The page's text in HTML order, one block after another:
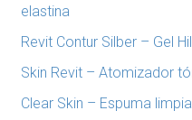
elastina
Revit Contur Silber – Gel
Skin Revit – Atomizador
Clear Skin – Espuma